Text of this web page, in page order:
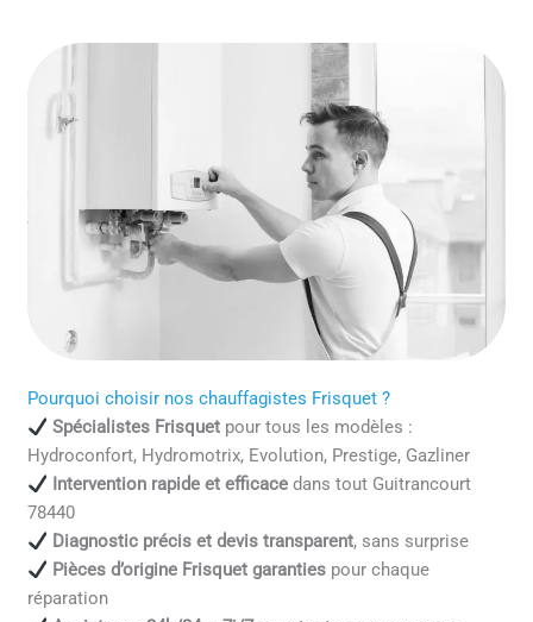
Pourquoi choisir nos chauffagistes Frisquet ?
Spécialistes Frisquetpour tous les modèles :
Hydroconfort, Hydromotrix, Evolution, Prestige, Gazliner
Intervention rapide et efficacedans tout Guitrancourt
78440
Diagnostic précis et devis transparent, sans surprise
Pièces d’origine Frisquet garantiespour chaque
réparation